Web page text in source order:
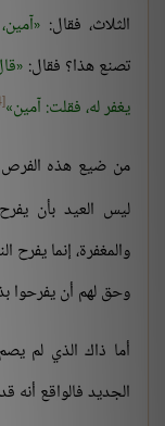
الثلاث، فقال:
تصنع هذا؟ فقال:
يغفر له، فقلت: آمين [4]
من ضيع هذه الفرص
ليس العيد بأن
والمغفرة، إنما يفرح
وحق لهم أن يفرحوا
أما ذاك الذي لم
الجديد فالواقع